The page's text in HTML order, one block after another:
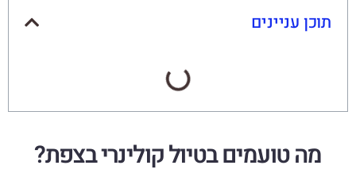
תוכן עניינים
מה טועמים בטיול קולינרי בצפת?